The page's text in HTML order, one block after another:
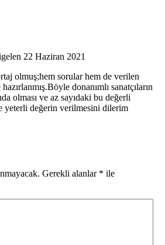
22 Haziran 2021
olmuş;hem sorular hem de verilen
donanımlı sanatçıların
olması ve az sayıdaki bu değerli
yeterli değerin verilmesini dilerim
Gerekli alanlar * ile